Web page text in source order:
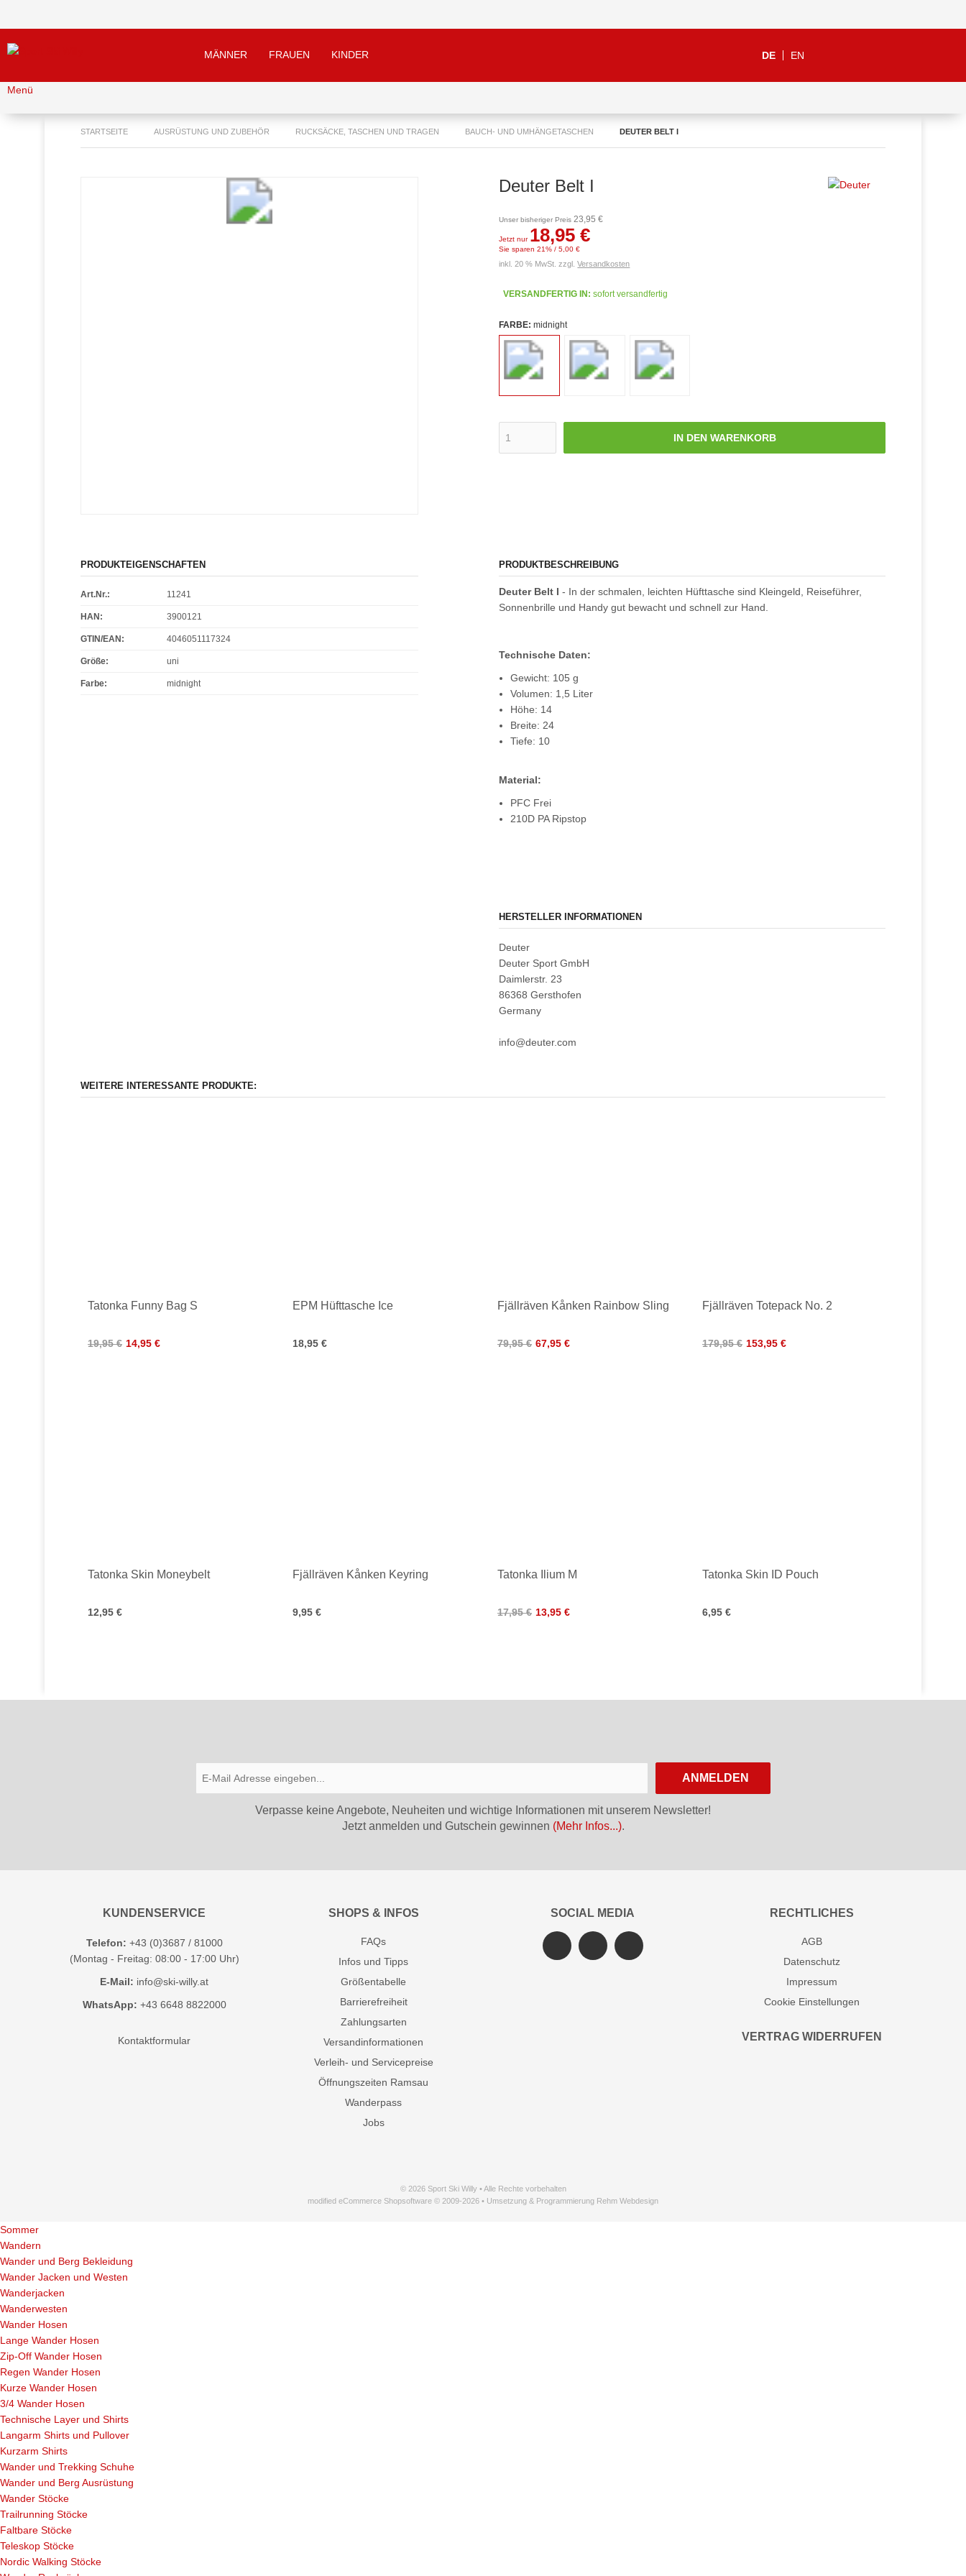
MÄNNER FRAUEN KINDER DE EN
Menü
STARTSEITE AUSRÜSTUNG UND ZUBEHÖR RUCKSÄCKE, TASCHEN UND TRAGEN BAUCH- UND UMHÄNGETASCHEN DEUTER BELT I
Deuter Belt I
Unser bisheriger Preis 23,95 €
Jetzt nur 18,95 €
Sie sparen 21% / 5,00 €
inkl. 20 % MwSt. zzgl.Versandkosten
VERSANDFERTIG IN: sofort versandfertig
FARBE: midnight
IN DEN WARENKORB
PRODUKTEIGENSCHAFTEN
Art.Nr.: 11241
HAN: 3900121
GTIN/EAN: 4046051117324
Größe: uni
Farbe: midnight
PRODUKTBESCHREIBUNG
Deuter Belt I - In der schmalen, leichten Hüfttasche sind Kleingeld, Reiseführer,
Sonnenbrille und Handy gut bewacht und schnell zur Hand.
Technische Daten:
Gewicht: 105 g
Volumen: 1,5 Liter
Höhe: 14
Breite: 24
Tiefe: 10
Material:
PFC Frei
210D PA Ripstop
HERSTELLER INFORMATIONEN
Deuter
Deuter Sport GmbH
Daimlerstr. 23
86368 Gersthofen
Germany
info@deuter.com
WEITERE INTERESSANTE PRODUKTE:
Tatonka Funny Bag S
19,95 € 14,95 €
EPM Hüfttasche Ice
18,95 €
Fjällräven Kånken Rainbow Sling
79,95 € 67,95 €
Fjällräven Totepack No. 2
179,95 € 153,95 €
Tatonka Skin Moneybelt
12,95 €
Fjällräven Kånken Keyring
9,95 €
Tatonka Ilium M
17,95 € 13,95 €
Tatonka Skin ID Pouch
6,95 €
ANMELDEN
Verpasse keine Angebote, Neuheiten und wichtige Informationen mit unserem Newsletter!
Jetzt anmelden und Gutschein gewinnen (Mehr Infos...).
KUNDENSERVICE
Telefon: +43 (0)3687 / 81000
(Montag - Freitag: 08:00 - 17:00 Uhr)
E-Mail: info@ski-willy.at
WhatsApp: +43 6648 8822000
Kontaktformular
SHOPS & INFOS
FAQs
Infos und Tipps
Größentabelle
Barrierefreiheit
Zahlungsarten
Versandinformationen
Verleih- und Servicepreise
Öffnungszeiten Ramsau
Wanderpass
Jobs
SOCIAL MEDIA RECHTLICHES
AGB
Datenschutz
Impressum
Cookie Einstellungen
VERTRAG WIDERRUFEN
© 2026 Sport Ski Willy • Alle Rechte vorbehalten
modified eCommerce Shopsoftware © 2009-2026 • Umsetzung & Programmierung Rehm Webdesign
Sommer
Wandern
Wander und Berg Bekleidung
Wander Jacken und Westen
Wanderjacken
Wanderwesten
Wander Hosen
Lange Wander Hosen
Zip-Off Wander Hosen
Regen Wander Hosen
Kurze Wander Hosen
3/4 Wander Hosen
Technische Layer und Shirts
Langarm Shirts und Pullover
Kurzarm Shirts
Wander und Trekking Schuhe
Wander und Berg Ausrüstung
Wander Stöcke
Trailrunning Stöcke
Faltbare Stöcke
Teleskop Stöcke
Nordic Walking Stöcke